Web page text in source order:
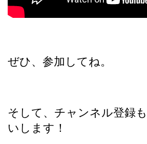
ぜひ、参加してね。
そして、チャンネル登録
いします！